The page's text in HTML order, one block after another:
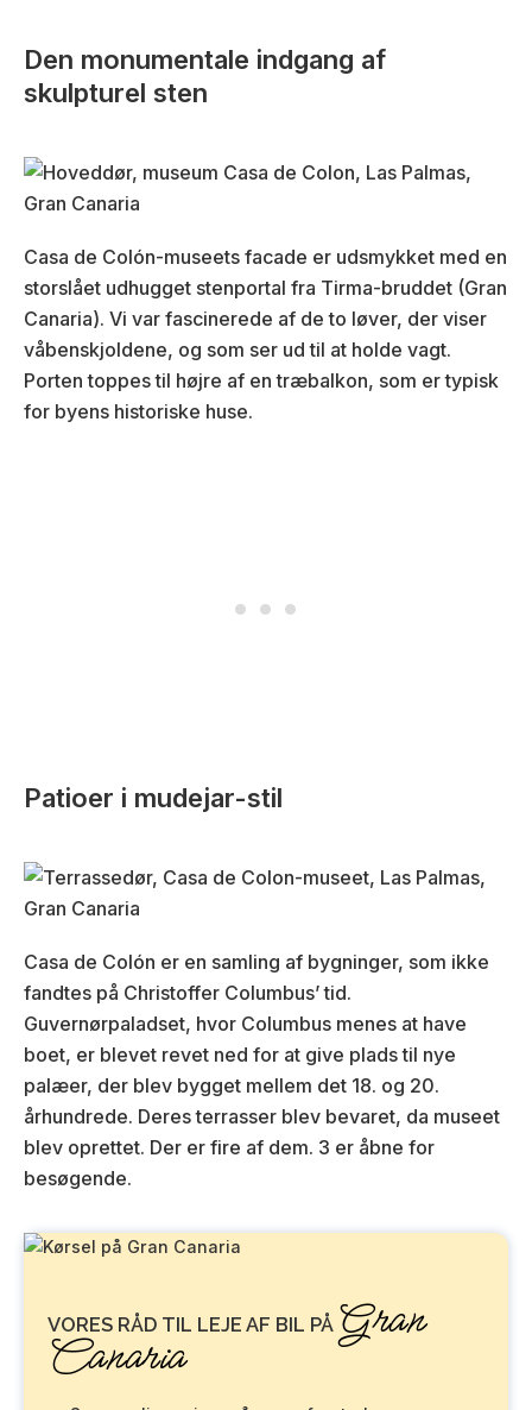
Den monumentale indgang af
skulpturel sten
Casa de Colón-museets facade er udsmykket med en
storslået udhugget stenportal fra Tirma-bruddet (Gran
Canaria). Vi var fascinerede af de to løver, der viser
våbenskjoldene, og som ser ud til at holde vagt.
Porten toppes til højre af en træbalkon, som er typisk
for byens historiske huse.
Patioer i mudejar-stil
Casa de Colón er en samling af bygninger, som ikke
fandtes på Christoffer Columbus’ tid.
Guvernørpaladset, hvor Columbus menes at have
boet, er blevet revet ned for at give plads til nye
palæer, der blev bygget mellem det 18. og 20.
århundrede. Deres terrasser blev bevaret, da museet
blev oprettet. Der er fire af dem. 3 er åbne for
besøgende.
VORES RÅD TIL LEJE AF BIL PÅ Gran
Canaria